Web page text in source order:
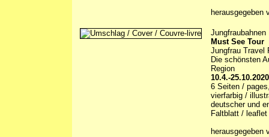
Jungfraubahnen
Must See Tour
Jungfrau Travel
Die schönsten
Region
10.4.-25.10.2020
6 Seiten /
vierfarbig /
deutscher und
Faltblatt / leaflet